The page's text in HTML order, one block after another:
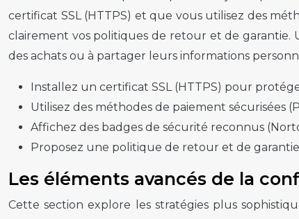
certificat SSL (HTTPS) et que vous utilisez des
clairement vos politiques de retour et de garantie.
des achats ou à partager leurs informations
Installez un certificat SSL (HTTPS) pour
Utilisez des méthodes de paiement sécurisées
Affichez des badges de sécurité reconnus
Proposez une politique de retour et de
Les éléments avancés de la
Cette section explore les stratégies plus